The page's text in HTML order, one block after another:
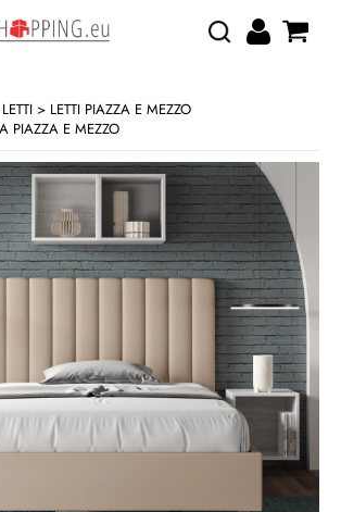
> LETTI> LETTI PIAZZA E MEZZO> LETTI UNA PIAZZA E MEZZO
LETTI
LETTI PIAZZA E MEZZO
PIAZZA E MEZZO